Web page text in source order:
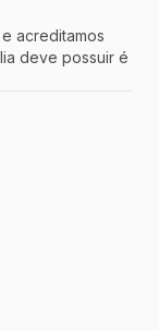
acreditamos
deve possuir é